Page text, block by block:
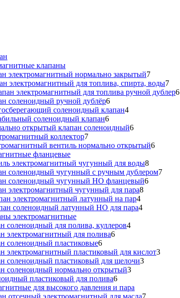
клапаны
электромагнитный нормально закрытый7
электромагнитный для топлива, спирта, воды7
электромагнитный для топлива ручной дублер6
соленоидный ручной дублёр6
соленоидный клапан4
соленоидный клапан6
открытый клапан соленоидный6
коллектор7
вентиль нормально открытый6
фланцевые
электромагнитный чугунный для воды8
соленоидный чугунный с ручным дублером7
соленоидный чугунный НО фланцевый6
электромагнитный чугунный для пара8
электромагнитный латунный на пар4
соленоидный латунный НО для пара4
электромагнитные
соленоидный для полива, куллеров4
электромагнитный для полива6
соленоидный пластиковые6
электромагнитный пластиковый для кислот3
соленоидный пластиковый для щелочи3
соленоидный нормально открытый3
пластиковый для полива6
для высокого давления и пара
отсечный электромагнитный для масла7